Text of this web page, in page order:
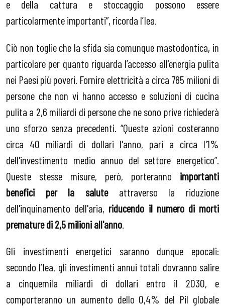
e della cattura e stoccaggio possono essere
particolarmente importanti”, ricorda l’Iea.
Ciò non toglie che la sfida sia comunque mastodontica, in
particolare per quanto riguarda l’accesso all’energia pulita
nei Paesi più poveri. Fornire elettricità a circa 785 milioni di
persone che non vi hanno accesso e soluzioni di cucina
pulita a 2,6 miliardi di persone che ne sono prive richiederà
uno sforzo senza precedenti. “Queste azioni costeranno
circa 40 miliardi di dollari l'anno, pari a circa l'1%
dell'investimento medio annuo del settore energetico”.
Queste stesse misure, però, porteranno importanti
benefici per la saluteattraverso la riduzione
dell'inquinamento dell'aria, riducendo il numero di morti
premature di 2,5 milioni all'anno
Gli investimenti energetici saranno dunque epocali:
secondo l’Iea, gli investimenti annui totali dovranno salire
a cinquemila miliardi di dollari entro il 2030, e
comporteranno un aumento dello 0,4% del Pil globale